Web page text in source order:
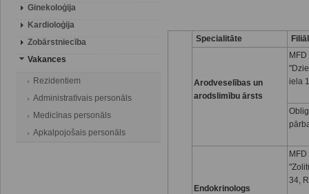
Ginekoloģija
Kardioloģija
Zobārstniecība
Vakances
Rezidentiem
Administratīvais personāls
Medicīnas personāls
Apkalpojošais personāls
Specialitāte
Arodveselības un
arodslimību ārsts
iela
Endokrinologs
34,